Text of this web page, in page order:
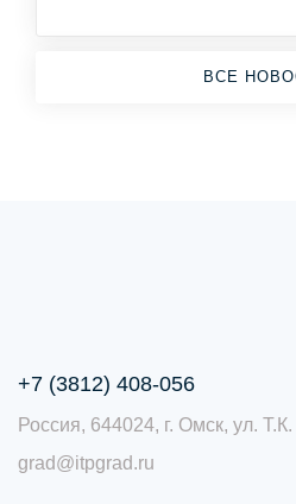
ВСЕ
+7 (3812) 408-056
Россия, 644024, г. Омск, ул.
grad@itpgrad.ru